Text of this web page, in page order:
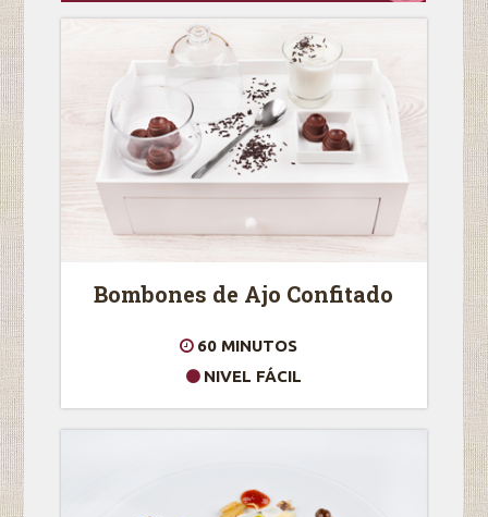
Bombones de Ajo Confitado
60 MINUTOS
NIVEL FÁCIL